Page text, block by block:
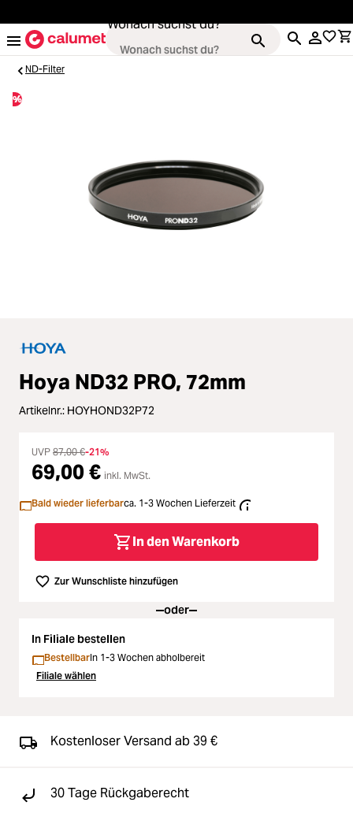
Wonach suchst du?
Objektive
Video & Drohnen
Loading...
Zubehör
Loading...
Licht & Studio
Bildbearbeitung
Loading...
Loading...
Second Hand
Loading...
SALE
ND-Filter
%
Hoya ND32 PRO, 72mm
Artikelnr.: HOYHOND32P72
UVP 87,00 €-21%
69,00 € inkl. MwSt.
Bald wieder lieferbarca. 1-3 Wochen Lieferzeit
In den Warenkorb
Zur Wunschliste hinzufügen
oder
In Filiale bestellen
BestellbarIn 1-3 Wochen abholbereit
Filiale wählen
Kostenloser Versand ab 39 €
30 Tage Rückgaberecht